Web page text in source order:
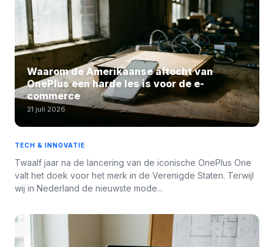
Waarom de Amerikaanse aftocht van
OnePlus een harde les is voor de e-
commerce
21 juli 2026
TECH & INNOVATIE
Twaalf jaar na de lancering van de iconische OnePlus One
valt het doek voor het merk in de Verenigde Staten. Terwijl
wij in Nederland de nieuwste mode...